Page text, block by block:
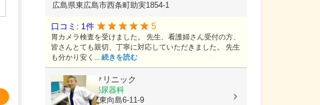
広島県東広島市西条町助実1854-1
口コミ: 1件 5
胃カメラ検査を受けました。 先生、看護婦さん受付の方、
皆さんとても親切、丁寧に対応していただきました。 先生
も分かり安く... 続きを読む
こくほ内科クリニック
内科, 外科, 泌尿器科
東京都墨田区東向島6-11-9